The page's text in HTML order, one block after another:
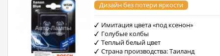
Дизайн без потери яркости
Имитация цвета «под ксенон»
Голубые колбы
Теплый белый цвет
Страна производства: Таиланд